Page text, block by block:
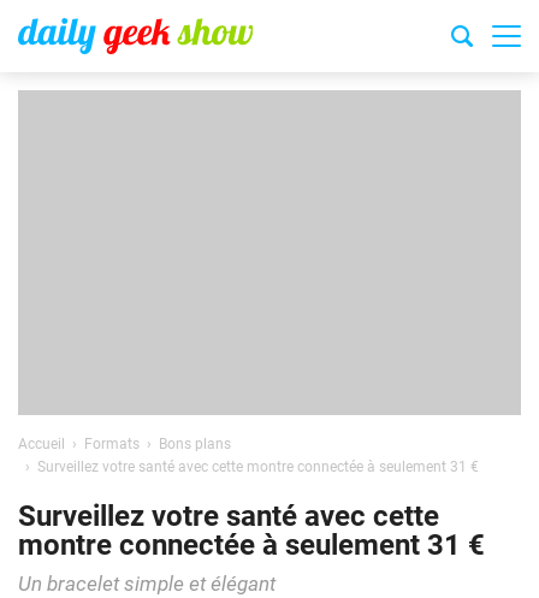
Accueil Formats
Bons plans
Surveillez votre santé avec cette montre connectée à seulement 31 €
Surveillez votre santé avec cette
montre connectée à seulement 31 €
Un bracelet simple et élégant